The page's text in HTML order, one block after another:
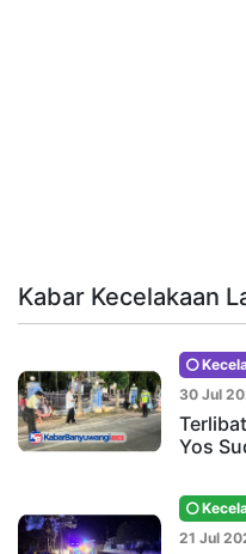
Kabar Kecelakaan
30 Jul
Yos
21 Jul